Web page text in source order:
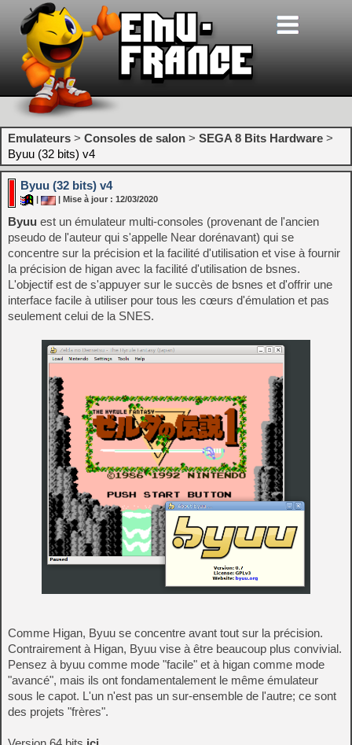
Emulateurs > Consoles de salon > SEGA 8 Bits Hardware >
Byuu (32 bits) v4
Byuu (32 bits) v4
| Mise à jour : 12/03/2020
Byuu est un émulateur multi-consoles (provenant de l'ancien
pseudo de l'auteur qui s'appelle Near dorénavant) qui se
concentre sur la précision et la facilité d'utilisation et vise à fournir
la précision de higan avec la facilité d'utilisation de bsnes.
L'objectif est de s'appuyer sur le succès de bsnes et d'offrir une
interface facile à utiliser pour tous les cœurs d'émulation et pas
seulement celui de la SNES.
Comme Higan, Byuu se concentre avant tout sur la précision.
Contrairement à Higan, Byuu vise à être beaucoup plus convivial.
Pensez à byuu comme mode "facile" et à higan comme mode
"avancé", mais ils ont fondamentalement le même émulateur
sous le capot. L'un n'est pas un sur-ensemble de l'autre; ce sont
des projets "frères".